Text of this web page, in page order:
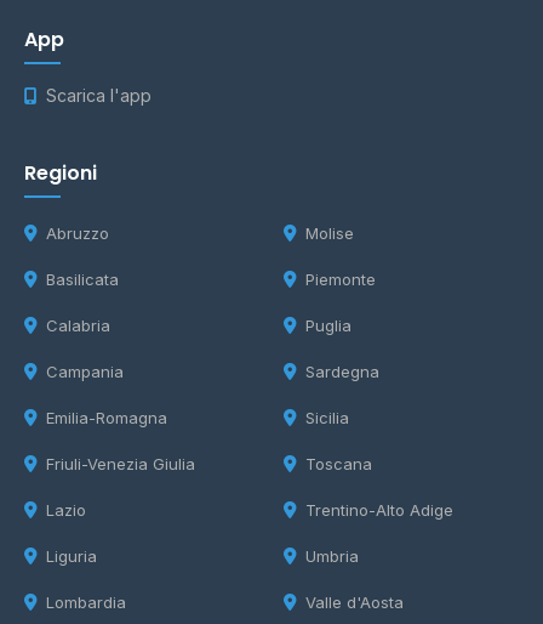
App
Scarica l'app
Regioni
Abruzzo
Basilicata
Calabria
Campania
Emilia-Romagna
Friuli-Venezia Giulia
Lazio
Liguria
Lombardia
Molise
Piemonte
Puglia
Sardegna
Sicilia
Toscana
Trentino-Alto Adige
Umbria
Valle d'Aosta